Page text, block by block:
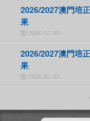
2026/2027澳門培
果
2026-07-03
2026/2027澳門培
果
2026-07-03